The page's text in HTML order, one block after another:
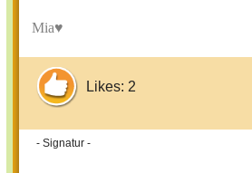
Mia♥
Likes: 2
- Signatur -